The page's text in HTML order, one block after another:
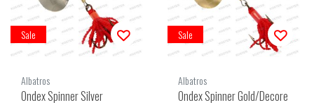
Sale
Albatros
Ondex Spinner Silver
Sale
Albatros
Ondex Spinner Gold/Decore